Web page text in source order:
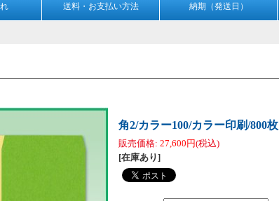
送料・お支払い方法 納期（発送日）
角2/カラー100/カラー印刷/800枚
販売価格: 27,600円(税込)
[在庫あり]